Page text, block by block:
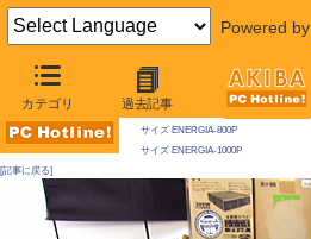
Powered by
カテゴリ 過去記事
AKIBA PC Hotline!
今週見つけた新製品：電源
サイズ ENERGIA-800P
サイズ ENERGIA-1000P
[記事に戻る]